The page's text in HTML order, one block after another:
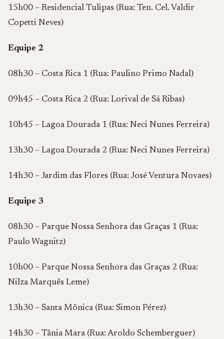
15h00 – Residencial Tulipas (Rua: Ten. Cel. Valdir
Copetti Neves)
Equipe 2
08h30 – Costa Rica 1 (Rua: Paulino Primo Nadal)
09h45 – Costa Rica 2 (Rua: Lorival de Sá Ribas)
10h45 – Lagoa Dourada 1 (Rua: Neci Nunes Ferreira)
13h30 – Lagoa Dourada 2 (Rua: Neci Nunes Ferreira)
14h30 – Jardim das Flores (Rua: José Ventura Novaes)
Equipe 3
08h30 – Parque Nossa Senhora das Graças 1 (Rua:
Paulo Wagnitz)
10h00 – Parque Nossa Senhora das Graças 2 (Rua:
Nilza Marquês Leme)
13h30 – Santa Mônica (Rua: Simon Pérez)
14h30 – Tânia Mara (Rua: Aroldo Schemberguer)